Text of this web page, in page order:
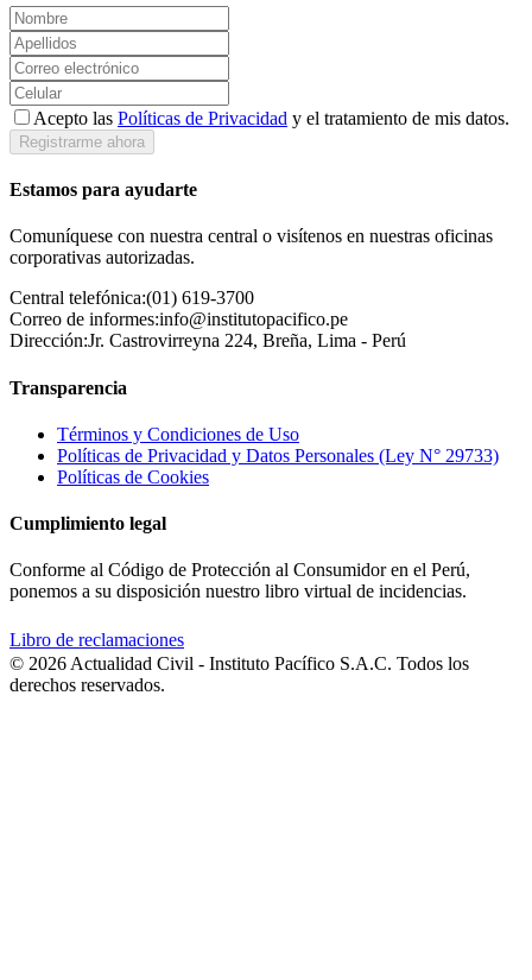
Acepto las Políticas de Privacidad y el tratamiento de mis datos.
Registrarme ahora
Estamos para ayudarte
Comuníquese con nuestra central o visítenos en nuestras oficinas
corporativas autorizadas.
Central telefónica:(01) 619-3700
Correo de informes:info@institutopacifico.pe
Dirección:Jr. Castrovirreyna 224, Breña, Lima - Perú
Transparencia
Términos y Condiciones de Uso
Políticas de Privacidad y Datos Personales (Ley N° 29733)
Políticas de Cookies
Cumplimiento legal
Conforme al Código de Protección al Consumidor en el Perú,
ponemos a su disposición nuestro libro virtual de incidencias.
Libro de reclamaciones
© 2026 Actualidad Civil - Instituto Pacífico S.A.C. Todos los
derechos reservados.